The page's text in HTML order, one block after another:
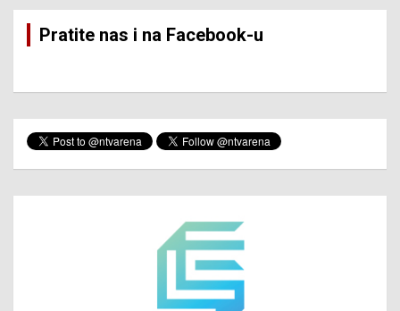
Pratite nas i na Facebook-u